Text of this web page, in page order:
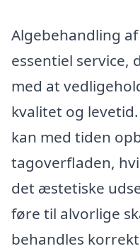
Algebehandling
essentiel
med at
kvalitet og
kan med tiden
tagoverfladen,
det æstetiske
føre til alvorlige
behandles